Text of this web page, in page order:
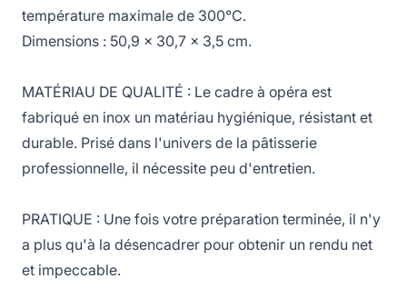
température maximale de 300°C.
Dimensions : 50,9 x 30,7 x 3,5 cm.
MATÉRIAU DE QUALITÉ : Le cadre à opéra est
fabriqué en inox un matériau hygiénique, résistant et
durable. Prisé dans l'univers de la pâtisserie
professionnelle, il nécessite peu d'entretien.
PRATIQUE : Une fois votre préparation terminée, il n'y
a plus qu'à la désencadrer pour obtenir un rendu net
et impeccable.